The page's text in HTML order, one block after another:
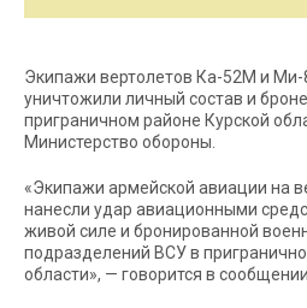
Экипажи вертолетов Ка-52М и Ми-
уничтожили личный состав и
приграничном районе Курской
Министерство обороны.
«Экипажи армейской авиации на
нанесли удар авиационными
живой силе и бронированной
подразделений ВСУ в
области», — говорится в сообщении.